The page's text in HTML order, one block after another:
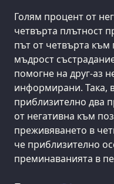
Голям процент от
четвърта плътност
път от четвърта към
мъдрост
помогне на друг-аз
информирани. Така,
приблизително два
от негативна към
преживяването в
че приблизително
преминаванията в